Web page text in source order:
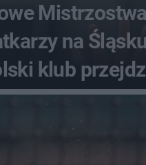
na
klub
historii